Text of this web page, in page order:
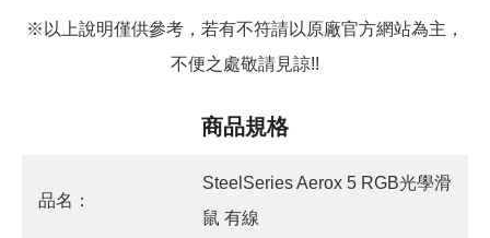
※以上說明僅供參考，若有不符請以原廠官方網站為主，
不便之處敬請見諒!!
商品規格
品名：
SteelSeries Aerox 5 RGB光學滑
鼠 有線